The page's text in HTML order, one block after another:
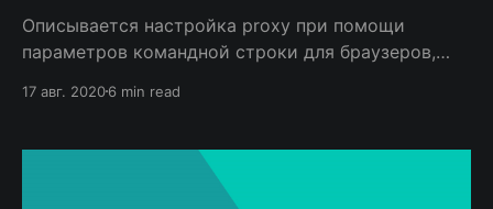
Описывается настройка proxy при помощи
параметров командной строки для браузеров,
17 авг. 20206 min read